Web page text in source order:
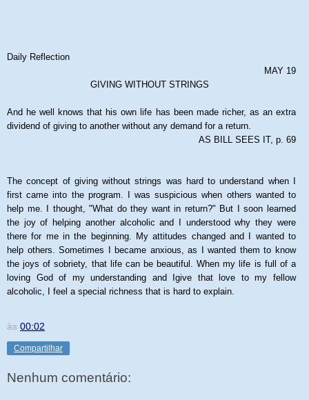
Daily Reflection
MAY 19
GIVING WITHOUT STRINGS
And he well knows that his own life has been made richer, as an extra
dividend of giving to another without any demand for a return.
AS BILL SEES IT, p. 69
The concept of giving without strings was hard to understand when I
first came into the program. I was suspicious when others wanted to
help me. I thought, "What do they want in return?" But I soon learned
the joy of helping another alcoholic and I understood why they were
there for me in the beginning. My attitudes changed and I wanted to
help others. Sometimes I became anxious, as I wanted them to know
the joys of sobriety, that life can be beautiful. When my life is full of a
loving God of my understanding and Igive that love to my fellow
alcoholic, I feel a special richness that is hard to explain.
às 00:02
Compartilhar
Nenhum comentário: